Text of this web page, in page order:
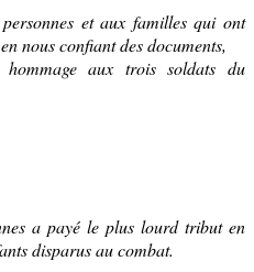
et aux familles qui ont
nous confiant des documents,
aux trois soldats du
a payé le plus lourd tribut en
disparus au combat.